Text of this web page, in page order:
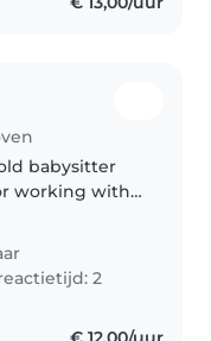
babysitter
working with
not dealt
special
patient and I
2